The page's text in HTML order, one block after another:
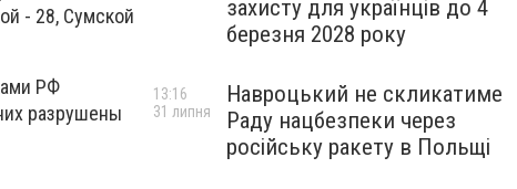
- 28, Сумской
РФ
разрушены
захисту для українців до 4
березня 2028 року
Навроцький не скликатиме
Раду нацбезпеки через
російську ракету в Польщі
13:16
31 липня